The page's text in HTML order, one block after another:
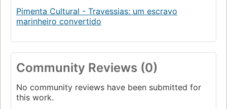
Pimenta Cultural - Travessias: um escravo
marinheiro convertido
Community Reviews (0)
No community reviews have been submitted for
this work.